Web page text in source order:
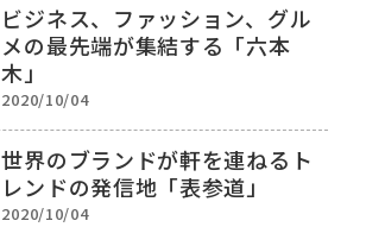
ビジネス、ファッション、グル
メの最先端が集結する「六本
木」
2020/10/04
世界のブランドが軒を連ねるト
レンドの発信地「表参道」
2020/10/04